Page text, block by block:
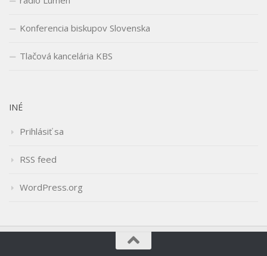
Konferencia biskupov Slovenska
Tlačová kancelária KBS
INÉ
Prihlásiť sa
RSS feed
WordPress.org